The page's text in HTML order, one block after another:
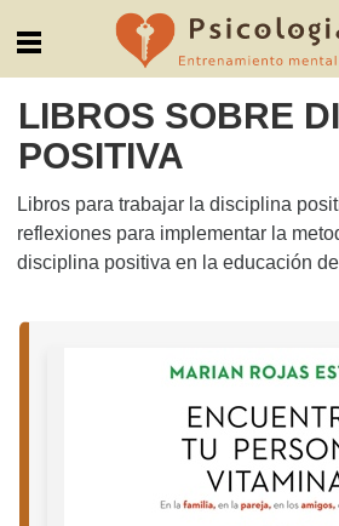
LIBROS SOBRE
POSITIVA
Libros para trabajar la disciplina
reflexiones para implementar la
disciplina positiva en la educación